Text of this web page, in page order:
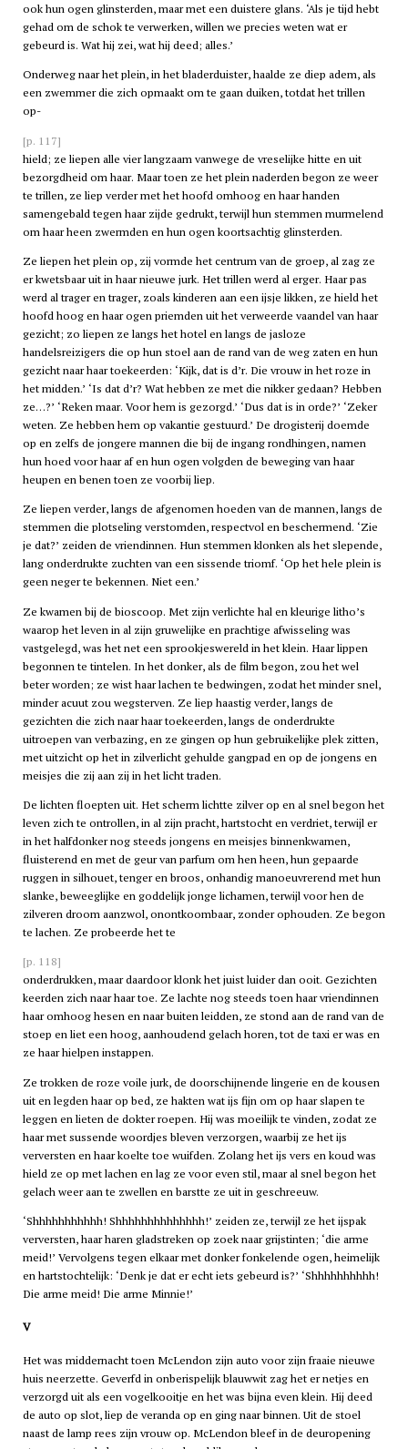
ook hun ogen glinsterden, maar met een duistere glans. ‘Als je tijd hebt
gehad om de schok te verwerken, willen we precies weten wat er
gebeurd is. Wat hij zei, wat hij deed; alles.’
Onderweg naar het plein, in het bladerduister, haalde ze diep adem, als
een zwemmer die zich opmaakt om te gaan duiken, totdat het trillen
op-
[p. 117]
hield; ze liepen alle vier langzaam vanwege de vreselijke hitte en uit
bezorgdheid om haar. Maar toen ze het plein naderden begon ze weer
te trillen, ze liep verder met het hoofd omhoog en haar handen
samengebald tegen haar zijde gedrukt, terwijl hun stemmen murmelend
om haar heen zwermden en hun ogen koortsachtig glinsterden.
Ze liepen het plein op, zij vormde het centrum van de groep, al zag ze
er kwetsbaar uit in haar nieuwe jurk. Het trillen werd al erger. Haar pas
werd al trager en trager, zoals kinderen aan een ijsje likken, ze hield het
hoofd hoog en haar ogen priemden uit het verweerde vaandel van haar
gezicht; zo liepen ze langs het hotel en langs de jasloze
handelsreizigers die op hun stoel aan de rand van de weg zaten en hun
gezicht naar haar toekeerden: ‘Kijk, dat is d’r. Die vrouw in het roze in
het midden.’ ‘Is dat d’r? Wat hebben ze met die nikker gedaan? Hebben
ze…?’ ‘Reken maar. Voor hem is gezorgd.’ ‘Dus dat is in orde?’ ‘Zeker
weten. Ze hebben hem op vakantie gestuurd.’ De drogisterij doemde
op en zelfs de jongere mannen die bij de ingang rondhingen, namen
hun hoed voor haar af en hun ogen volgden de beweging van haar
heupen en benen toen ze voorbij liep.
Ze liepen verder, langs de afgenomen hoeden van de mannen, langs de
stemmen die plotseling verstomden, respectvol en beschermend. ‘Zie
je dat?’ zeiden de vriendinnen. Hun stemmen klonken als het slepende,
lang onderdrukte zuchten van een sissende triomf. ‘Op het hele plein is
geen neger te bekennen. Niet een.’
Ze kwamen bij de bioscoop. Met zijn verlichte hal en kleurige litho’s
waarop het leven in al zijn gruwelijke en prachtige afwisseling was
vastgelegd, was het net een sprookjeswereld in het klein. Haar lippen
begonnen te tintelen. In het donker, als de film begon, zou het wel
beter worden; ze wist haar lachen te bedwingen, zodat het minder snel,
minder acuut zou wegsterven. Ze liep haastig verder, langs de
gezichten die zich naar haar toekeerden, langs de onderdrukte
uitroepen van verbazing, en ze gingen op hun gebruikelijke plek zitten,
met uitzicht op het in zilverlicht gehulde gangpad en op de jongens en
meisjes die zij aan zij in het licht traden.
De lichten floepten uit. Het scherm lichtte zilver op en al snel begon het
leven zich te ontrollen, in al zijn pracht, hartstocht en verdriet, terwijl er
in het halfdonker nog steeds jongens en meisjes binnenkwamen,
fluisterend en met de geur van parfum om hen heen, hun gepaarde
ruggen in silhouet, tenger en broos, onhandig manoeuvrerend met hun
slanke, beweeglijke en goddelijk jonge lichamen, terwijl voor hen de
zilveren droom aanzwol, onontkoombaar, zonder ophouden. Ze begon
te lachen. Ze probeerde het te
[p. 118]
onderdrukken, maar daardoor klonk het juist luider dan ooit. Gezichten
keerden zich naar haar toe. Ze lachte nog steeds toen haar vriendinnen
haar omhoog hesen en naar buiten leidden, ze stond aan de rand van de
stoep en liet een hoog, aanhoudend gelach horen, tot de taxi er was en
ze haar hielpen instappen.
Ze trokken de roze voile jurk, de doorschijnende lingerie en de kousen
uit en legden haar op bed, ze hakten wat ijs fijn om op haar slapen te
leggen en lieten de dokter roepen. Hij was moeilijk te vinden, zodat ze
haar met sussende woordjes bleven verzorgen, waarbij ze het ijs
verversten en haar koelte toe wuifden. Zolang het ijs vers en koud was
hield ze op met lachen en lag ze voor even stil, maar al snel begon het
gelach weer aan te zwellen en barstte ze uit in geschreeuw.
‘Shhhhhhhhhhh! Shhhhhhhhhhhhhh!’ zeiden ze, terwijl ze het ijspak
verversten, haar haren gladstreken op zoek naar grijstinten; ‘die arme
meid!’ Vervolgens tegen elkaar met donker fonkelende ogen, heimelijk
en hartstochtelijk: ‘Denk je dat er echt iets gebeurd is?’ ‘Shhhhhhhhhh!
Die arme meid! Die arme Minnie!’
V
Het was middernacht toen McLendon zijn auto voor zijn fraaie nieuwe
huis neerzette. Geverfd in onberispelijk blauwwit zag het er netjes en
verzorgd uit als een vogelkooitje en het was bijna even klein. Hij deed
de auto op slot, liep de veranda op en ging naar binnen. Uit de stoel
naast de lamp rees zijn vrouw op. McLendon bleef in de deuropening